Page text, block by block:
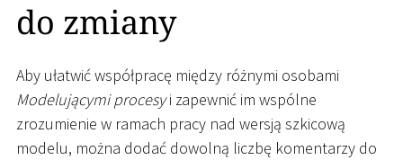
do zmiany
Aby ułatwić współpracę między różnymi osobami
Modelującymi procesyi zapewnić im wspólne
zrozumienie w ramach pracy nad wersją szkicową
modelu, można dodać dowolną liczbę komentarzy do